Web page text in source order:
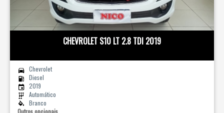
CHEVROLET S10 LT 2.8 TDI 2019
Chevrolet
Diesel
2019
Automático
Branco